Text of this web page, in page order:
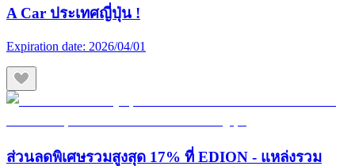
A Car ประเทศญี่ปุ่น !
Expiration date: 2026/04/01
ส่วนลดพิเศษรวมสูงสุด 17% ที่ EDION - แหล่งรวม